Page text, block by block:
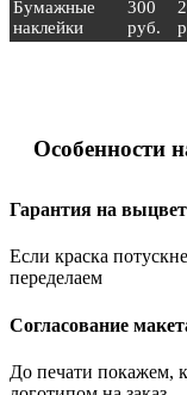
Бумажные
наклейки
300
руб.
Особенности
Гарантия на
Если краска
переделаем
Согласование
До печати покажем,